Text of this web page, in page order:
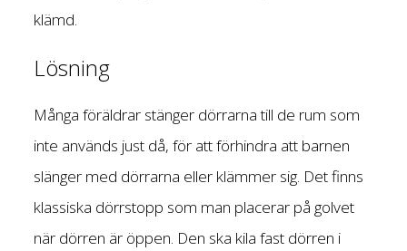
klämd.
Lösning
Många föräldrar stänger dörrarna till de rum som
inte används just då, för att förhindra att barnen
slänger med dörrarna eller klämmer sig. Det finns
klassiska dörrstopp som man placerar på golvet
när dörren är öppen. Den ska kila fast dörren i